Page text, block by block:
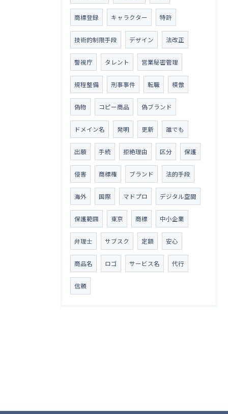
商標登録 キャラクター 特許
技術的制限手段 デザイン 法改正
警視庁 タレント 営業秘密管理
規程整備 刑事事件 転職 模倣
偽物 コピー商品 偽ブランド
ドメイン名 発明 更新 誰でも
出願 手続 拒絶理由 区分 保護
侵害 商標権 ブランド 法的手段
海外 国際 マドプロ デジタル空間
保護範囲 東京 商標 中小企業
弁理士 サブスク 定額 安心
商品名 ロゴ サービス名 代行
信頼